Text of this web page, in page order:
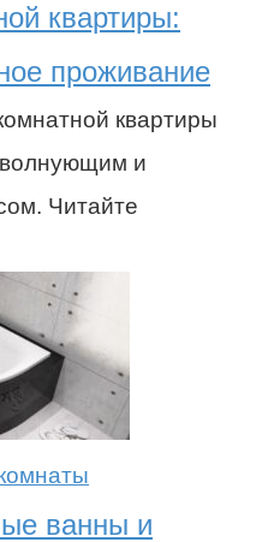
квартиры:
проживание
квартиры
и
Читайте
ванны и